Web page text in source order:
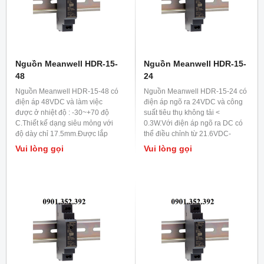
Nguồn Meanwell HDR-15-
48
Nguồn Meanwell HDR-15-48 có
điện áp 48VDC và làm việc
được ở nhiệt độ : -30~+70 độ
C.Thiết kế dạng siêu mỏng với
độ dày chỉ 17.5mm.Được lắp
trong các tủ điện cung cấp
nguồn cho các thiết bị tự
Vui lòng gọi
Nguồn Meanwell HDR-15-
24
Nguồn Meanwell HDR-15-24 có
điện áp ngõ ra 24VDC và công
suất tiêu thụ không tải <
0.3W.Với điện áp ngõ ra DC có
thể điều chỉnh từ 21.6VDC-
29VDC.Được ứng dụng cho các
tủ điện và tủ điều khiển.Dòng
Vui lòng gọi